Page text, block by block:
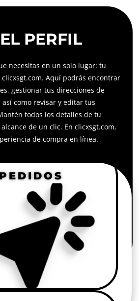
PERFIL
necesitas en un solo lugar: tu
Aquí podrás encontrar
gestionar tus direcciones de
como revisar y editar tus
todos los detalles de tu
de un clic. En clicxsgt.com,
de compra en línea.